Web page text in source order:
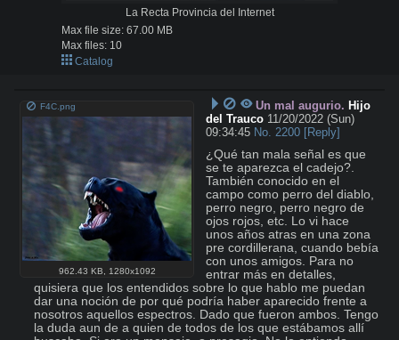
La Recta Provincia del Internet
Max file size: 67.00 MB
Max files: 10
Catalog
F4C.png
962.43 KB, 1280x1092
Un mal augurio. Hijo
del Trauco 11/20/2022 (Sun)
09:34:45 No. 2200 [Reply]
¿Qué tan mala señal es que
se te aparezca el cadejo?.
También conocido en el
campo como perro del diablo,
perro negro, perro negro de
ojos rojos, etc. Lo vi hace
unos años atras en una zona
pre cordillerana, cuando bebía
con unos amigos. Para no
entrar más en detalles,
quisiera que los entendidos sobre lo que hablo me puedan
dar una noción de por qué podría haber aparecido frente a
nosotros aquellos espectros. Dado que fueron ambos. Tengo
la duda aun de a quien de todos de los que estábamos allí